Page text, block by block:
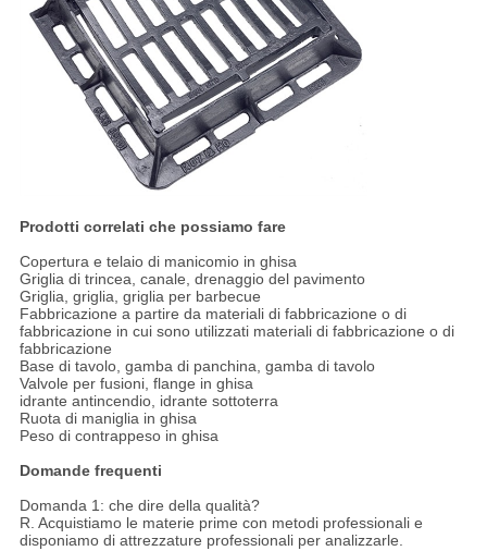
Prodotti correlati che possiamo fare
Copertura e telaio di manicomio in ghisa
Griglia di trincea, canale, drenaggio del pavimento
Griglia, griglia, griglia per barbecue
Fabbricazione a partire da materiali di fabbricazione o di
fabbricazione in cui sono utilizzati materiali di fabbricazione o di
fabbricazione
Base di tavolo, gamba di panchina, gamba di tavolo
Valvole per fusioni, flange in ghisa
idrante antincendio, idrante sottoterra
Ruota di maniglia in ghisa
Peso di contrappeso in ghisa
Domande frequenti
Domanda 1: che dire della qualità?
R. Acquistiamo le materie prime con metodi professionali e
disponiamo di attrezzature professionali per analizzarle.